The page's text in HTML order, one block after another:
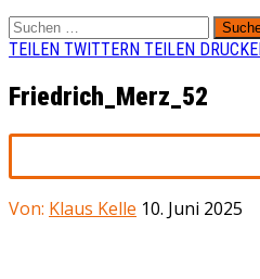
Suchen
nach:
TEILEN TWITTERN TEILEN
Friedrich_Merz_52
Von: Klaus Kelle 10. Juni 2025